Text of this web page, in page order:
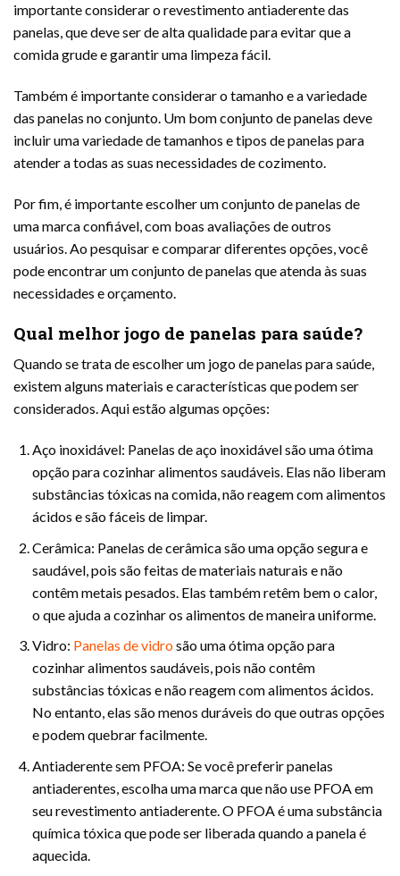
importante considerar o revestimento antiaderente das
panelas, que deve ser de alta qualidade para evitar que a
comida grude e garantir uma limpeza fácil.
Também é importante considerar o tamanho e a variedade
das panelas no conjunto. Um bom conjunto de panelas deve
incluir uma variedade de tamanhos e tipos de panelas para
atender a todas as suas necessidades de cozimento.
Por fim, é importante escolher um conjunto de panelas de
uma marca confiável, com boas avaliações de outros
usuários. Ao pesquisar e comparar diferentes opções, você
pode encontrar um conjunto de panelas que atenda às suas
necessidades e orçamento.
Qual melhor jogo de panelas para saúde?
Quando se trata de escolher um jogo de panelas para saúde,
existem alguns materiais e características que podem ser
considerados. Aqui estão algumas opções:
Aço inoxidável: Panelas de aço inoxidável são uma ótima
opção para cozinhar alimentos saudáveis. Elas não liberam
substâncias tóxicas na comida, não reagem com alimentos
ácidos e são fáceis de limpar.
Cerâmica: Panelas de cerâmica são uma opção segura e
saudável, pois são feitas de materiais naturais e não
contêm metais pesados. Elas também retêm bem o calor,
o que ajuda a cozinhar os alimentos de maneira uniforme.
Vidro: Panelas de vidrosão uma ótima opção para
cozinhar alimentos saudáveis, pois não contêm
substâncias tóxicas e não reagem com alimentos ácidos.
No entanto, elas são menos duráveis do que outras opções
e podem quebrar facilmente.
Antiaderente sem PFOA: Se você preferir panelas
antiaderentes, escolha uma marca que não use PFOA em
seu revestimento antiaderente. O PFOA é uma substância
química tóxica que pode ser liberada quando a panela é
aquecida.